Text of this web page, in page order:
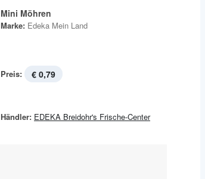
Mini Möhren
Marke: Edeka Mein Land
Preis: € 0,79
Händler: EDEKA Breidohr's Frische-Center